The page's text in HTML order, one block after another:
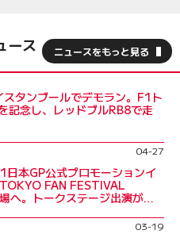
ース ニュースをもっと見る
スタンブールでデモラン。F1ト
記念し、レッドブルRB8で走
04-27
日本GP公式プロモーションイ
FAN FESTIVAL
へ。トークステージ出演が決
03-19